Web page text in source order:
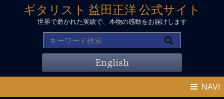
ギタリスト 益田正洋 公式サイト
世界で磨かれた実績で、本物の感動をお届けします
English
NAVI